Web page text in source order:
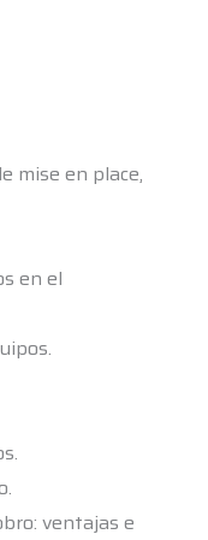
mise en place,
en el
ventajas e